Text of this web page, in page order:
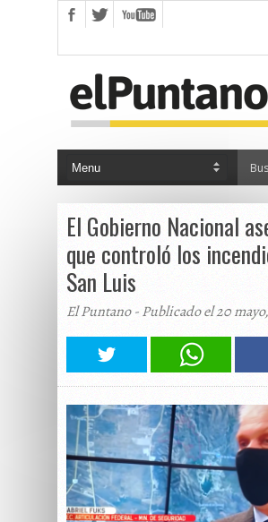
El Gobierno Nacional
que controló los
San Luis
El Puntano - Publicado el 20